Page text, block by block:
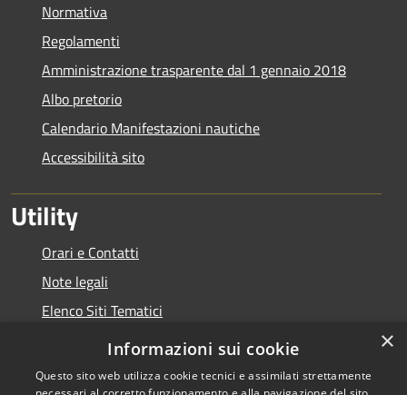
Normativa
Regolamenti
Amministrazione trasparente dal 1 gennaio 2018
Albo pretorio
Calendario Manifestazioni nautiche
Accessibilità sito
Utility
Orari e Contatti
Note legali
Elenco Siti Tematici
×
Informazioni sui cookie
Questo sito web utilizza cookie tecnici e assimilati strettamente